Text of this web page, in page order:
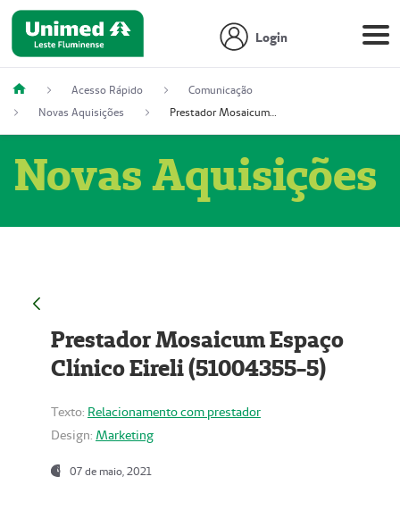
Login
Acesso Rápido
Comunicação
Novas Aquisições
Prestador Mosaicum Espaço Clínico Eireli (51004355-5)
Novas Aquisições
Prestador Mosaicum Espaço
Clínico Eireli (51004355-5)
Texto: Relacionamento com prestador
Design: Marketing
07 de maio, 2021